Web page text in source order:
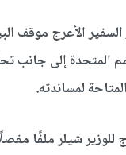
الأعرج موقف
المتحدة إلى جانب
لمساندته.
للوزير شيلر ملفًا